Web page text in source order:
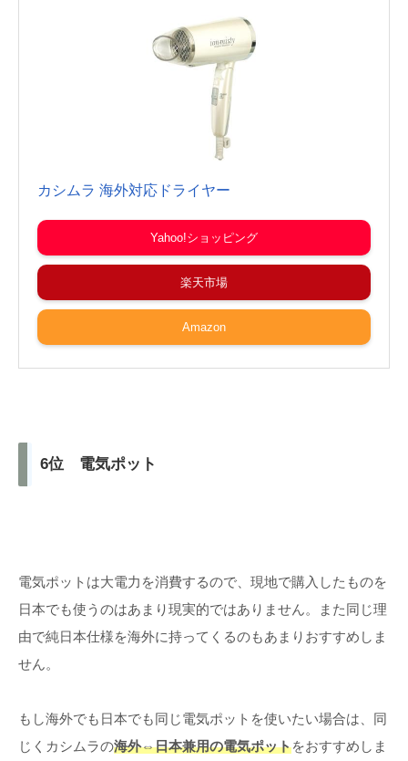
カシムラ 海外対応ドライヤー
Yahoo!ショッピング
楽天市場
Amazon
6位 電気ポット
電気ポットは大電力を消費するので、現地で購入したものを
日本でも使うのはあまり現実的ではありません。また同じ理
由で純日本仕様を海外に持ってくるのもあまりおすすめしま
せん。
もし海外でも日本でも同じ電気ポットを使いたい場合は、同
じくカシムラの海外⇔日本兼用の電気ポットをおすすめしま